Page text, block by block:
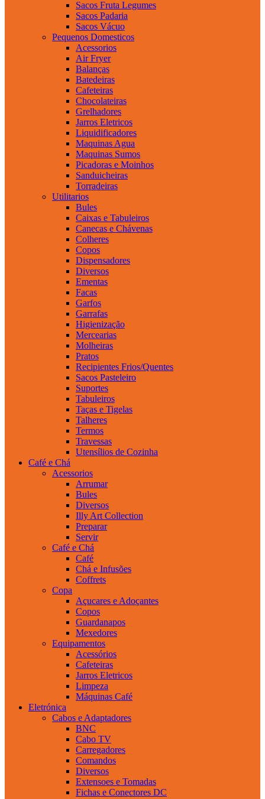
Sacos Fruta Legumes
Sacos Padaria
Sacos Vácuo
Pequenos Domesticos
Acessorios
Air Fryer
Balanças
Batedeiras
Cafeteiras
Chocolateiras
Grelhadores
Jarros Eletricos
Liquidificadores
Maquinas Agua
Maquinas Sumos
Picadoras e Moinhos
Sanduicheiras
Torradeiras
Utilitarios
Bules
Caixas e Tabuleiros
Canecas e Chávenas
Colheres
Copos
Dispensadores
Diversos
Ementas
Facas
Garfos
Garrafas
Higienização
Mercearias
Molheiras
Pratos
Recipientes Frios/Quentes
Sacos Pasteleiro
Suportes
Tabuleiros
Taças e Tigelas
Talheres
Termos
Travessas
Utensílios de Cozinha
Café e Chá
Acessorios
Arrumar
Bules
Diversos
Illy Art Collection
Preparar
Servir
Café e Chá
Café
Chá e Infusões
Coffrets
Copa
Açucares e Adoçantes
Copos
Guardanapos
Mexedores
Equipamentos
Acessórios
Cafeteiras
Jarros Eletricos
Limpeza
Máquinas Café
Eletrónica
Cabos e Adaptadores
BNC
Cabo TV
Carregadores
Comandos
Diversos
Extensoes e Tomadas
Fichas e Conectores DC